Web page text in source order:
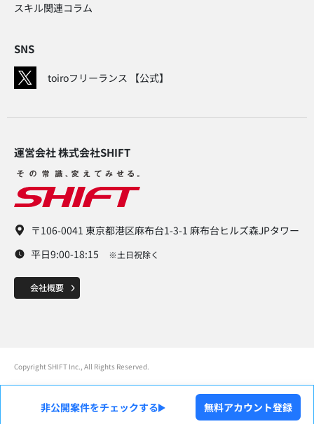
スキル関連コラム​
SNS
toiroフリーランス 【公式】
運営会社 株式会社SHIFT​
〒106-0041 東京都港区麻布台1-3-1 麻布台ヒルズ森JPタワー
平日9:00-18:15
※土日祝除く
Copyright SHIFT Inc., All Rights Reserved.
非公開案件をチェックする 無料アカウント登録